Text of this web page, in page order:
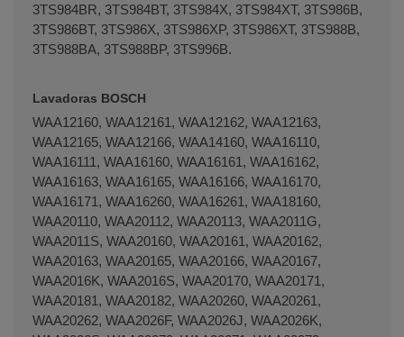
3TS984BR, 3TS984BT, 3TS984X, 3TS984XT, 3TS986B,
3TS986BT, 3TS986X, 3TS986XP, 3TS986XT, 3TS988B,
3TS988BA, 3TS988BP, 3TS996B.
Lavadoras BOSCH
WAA12160, WAA12161, WAA12162, WAA12163,
WAA12165, WAA12166, WAA14160, WAA16110,
WAA16111, WAA16160, WAA16161, WAA16162,
WAA16163, WAA16165, WAA16166, WAA16170,
WAA16171, WAA16260, WAA16261, WAA18160,
WAA20110, WAA20112, WAA20113, WAA2011G,
WAA2011S, WAA20160, WAA20161, WAA20162,
WAA20163, WAA20165, WAA20166, WAA20167,
WAA2016K, WAA2016S, WAA20170, WAA20171,
WAA20181, WAA20182, WAA20260, WAA20261,
WAA20262, WAA2026F, WAA2026J, WAA2026K,